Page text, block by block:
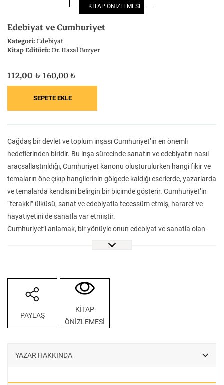
Felsefe Kesişimler
İnsan ve Toplum
Klasik Bilim
KİTAP ÖNİZLEMESİ
Edebiyat ve Cumhuriyet
Kategori:Edebiyat
Kitap Editörü:Dr. Hazal Bozyer
Çağdaş bir devlet ve toplum inşası Cumhuriyet’in en önemli
hedeflerinden biridir. Bu inşa sürecinde sanatın ve edebiyatın nasıl
araçsallaştırıldığı, Cumhuriyet kanonu oluşturulurken hangi fikir ve
temaların öne çıkıp hangilerinin gölgede kaldığı eserlerde, yazarlarda
ve temalarda kendisini belirgin bir biçimde gösterir. Cumhuriyet’in
“terakki” ülküsü, sanat ve edebiyatla tecessüm etmiş, hararet ve
hayatiyetini de sanatla var etmiştir.
Cumhuriyet’i anlamak, bir yönüyle onun edebiyat ve sanatla olan
ilişkisini de anlamak demektir. Elinizde tuttuğunuz kitap, bu anlama
perspektifinden bakmayı amaç edinen bu kitap, alanında uzman
araştırmacı ve akademisyenlerin makalelerinden oluşuyor. Okurunu
Halid Ziya’nın romanlarını sadeleştirme gayretinin arkasında yatan
motivasyonlardan Kemal Tahir’in romancılığını da kuşatan
Cumhuriyet algısına, dönemin hâkim yayıncılık anlayışından saklı
düşünmeye sevk ederken Anadolu’nun Cumhuriyet’le kazandığı
112,00 ₺ 160,00 ₺
PAYLAŞ
KİTAP
ÖNİZLEMESİ
YAZAR HAKKINDA